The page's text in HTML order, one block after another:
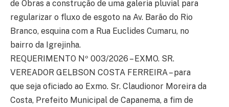
de Obras a construção de uma galeria pluvial para
regularizar o fluxo de esgoto na Av. Barão do Rio
Branco, esquina com a Rua Euclides Cumaru, no
bairro da Igrejinha.
REQUERIMENTO Nº 003/2026 – EXMO. SR.
VEREADOR GELBSON COSTA FERREIRA – para
que seja oficiado ao Exmo. Sr. Claudionor Moreira da
Costa, Prefeito Municipal de Capanema, a fim de